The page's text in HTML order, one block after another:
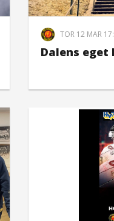
TOR 12 MAR
Dalens eget